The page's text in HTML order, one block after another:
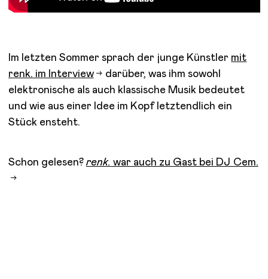
Im letzten Sommer sprach der junge Künstler mit
renk. im Interview
darüber, was ihm sowohl
elektronische als auch klassische Musik bedeutet
und wie aus einer Idee im Kopf letztendlich ein
Stück ensteht.
Schon gelesen? renk. war auch zu Gast bei DJ Cem.